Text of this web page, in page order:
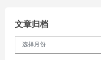
文章归档